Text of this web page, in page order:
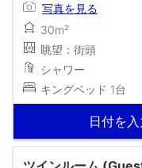
写真を見る
30m²
眺望：街頭
シャワー
キングベッド 1台
日付を